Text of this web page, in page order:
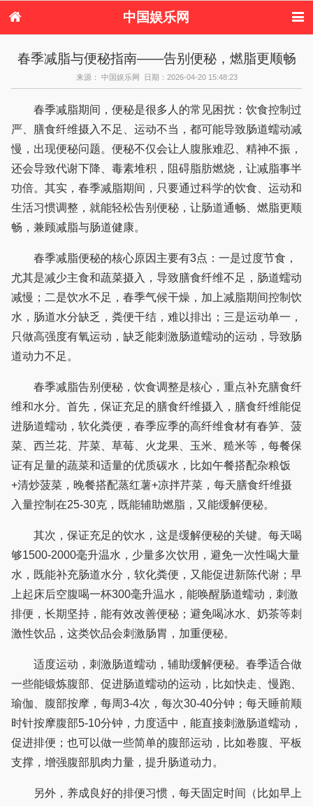
中国娱乐网
服饰
塑身 情感
健康
新娘 家庭
购物
品牌
春季减脂与便秘指南——告别便秘，燃脂更顺畅
来源： 中国娱乐网 日期：2026-04-20 15:48:23
春季减脂期间，便秘是很多人的常见困扰：饮食控制过
严、膳食纤维摄入不足、运动不当，都可能导致肠道蠕动减
慢，出现便秘问题。便秘不仅会让人腹胀难忍、精神不振，
还会导致代谢下降、毒素堆积，阻碍脂肪燃烧，让减脂事半
功倍。其实，春季减脂期间，只要通过科学的饮食、运动和
生活习惯调整，就能轻松告别便秘，让肠道通畅、燃脂更顺
畅，兼顾减脂与肠道健康。
春季减脂便秘的核心原因主要有3点：一是过度节食，
尤其是减少主食和蔬菜摄入，导致膳食纤维不足，肠道蠕动
减慢；二是饮水不足，春季气候干燥，加上减脂期间控制饮
水，肠道水分缺乏，粪便干结，难以排出；三是运动单一，
只做高强度有氧运动，缺乏能刺激肠道蠕动的运动，导致肠
道动力不足。
春季减脂告别便秘，饮食调整是核心，重点补充膳食纤
维和水分。首先，保证充足的膳食纤维摄入，膳食纤维能促
进肠道蠕动，软化粪便，春季应季的高纤维食材有春笋、菠
菜、西兰花、芹菜、草莓、火龙果、玉米、糙米等，每餐保
证有足量的蔬菜和适量的优质碳水，比如午餐搭配杂粮饭
+清炒菠菜，晚餐搭配蒸红薯+凉拌芹菜，每天膳食纤维摄
入量控制在25-30克，既能辅助燃脂，又能缓解便秘。
其次，保证充足的饮水，这是缓解便秘的关键。每天喝
够1500-2000毫升温水，少量多次饮用，避免一次性喝大量
水，既能补充肠道水分，软化粪便，又能促进新陈代谢；早
上起床后空腹喝一杯300毫升温水，能唤醒肠道蠕动，刺激
排便，长期坚持，能有效改善便秘；避免喝冰水、奶茶等刺
激性饮品，这类饮品会刺激肠胃，加重便秘。
适度运动，刺激肠道蠕动，辅助缓解便秘。春季适合做
一些能锻炼腹部、促进肠道蠕动的运动，比如快走、慢跑、
瑜伽、腹部按摩，每周3-4次，每次30-40分钟；每天睡前顺
时针按摩腹部5-10分钟，力度适中，能直接刺激肠道蠕动，
促进排便；也可以做一些简单的腹部运动，比如卷腹、平板
支撑，增强腹部肌肉力量，提升肠道动力。
另外，养成良好的排便习惯，每天固定时间（比如早上